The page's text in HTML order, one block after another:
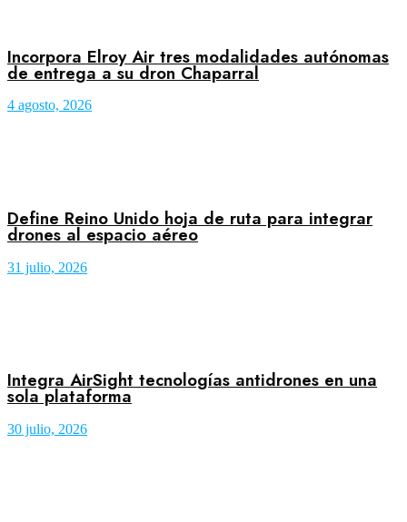
Incorpora Elroy Air tres modalidades autónomas
de entrega a su dron Chaparral
4 agosto, 2026
Define Reino Unido hoja de ruta para integrar
drones al espacio aéreo
31 julio, 2026
Integra AirSight tecnologías antidrones en una
sola plataforma
30 julio, 2026